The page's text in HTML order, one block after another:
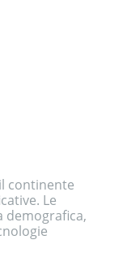
continente
Le
demografica,